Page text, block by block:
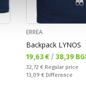
ERREA
Backpack LYNOS
Текуща цена:
19,63 € / 38,39
Regular price:
32,72 € Regular price
Спестявате:
13,09 € Difference